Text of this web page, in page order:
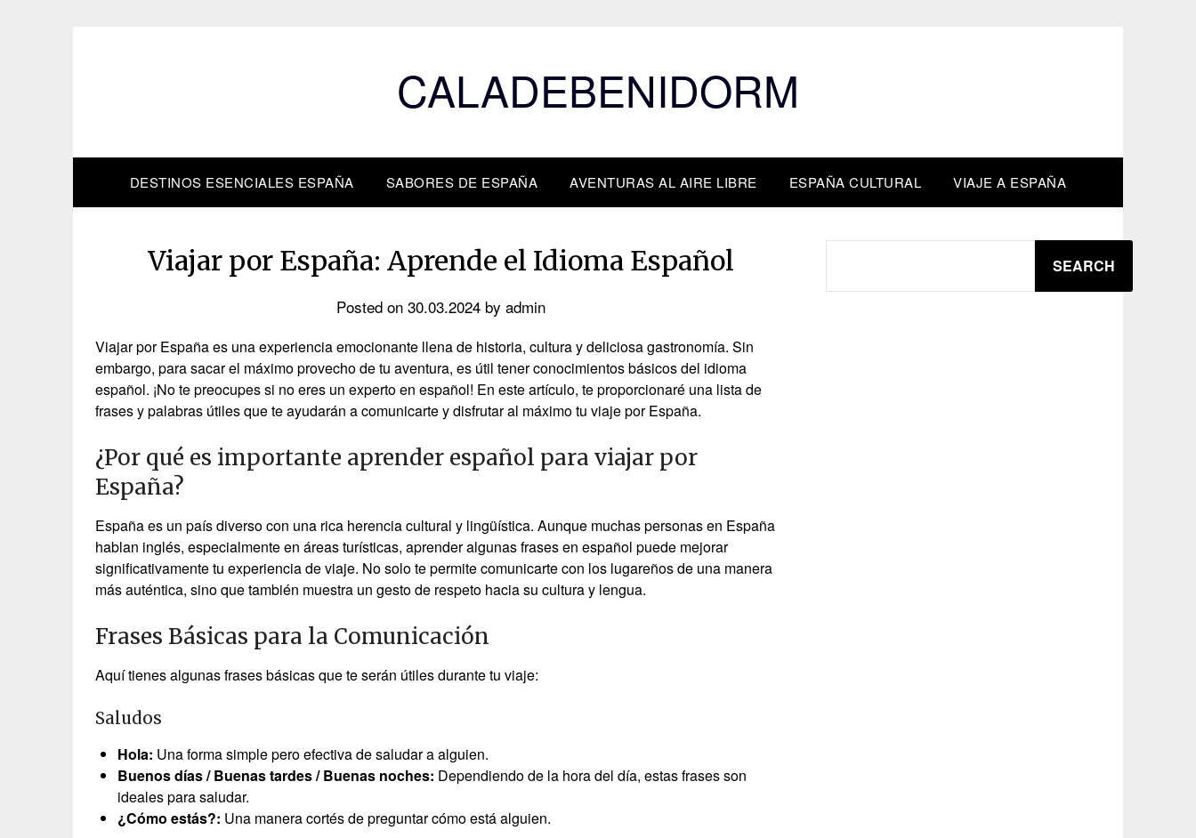
CALADEBENIDORM
DESTINOS ESENCIALES ESPAÑA SABORES DE ESPAÑA AVENTURAS AL AIRE LIBRE ESPAÑA CULTURAL VIAJE A ESPAÑA
Viajar por España: Aprende el Idioma Español
Posted on 30.03.2024by admin
Viajar por España es una experiencia emocionante llena de historia, cultura y deliciosa gastronomía. Sin
embargo, para sacar el máximo provecho de tu aventura, es útil tener conocimientos básicos del idioma
español. ¡No te preocupes si no eres un experto en español! En este artículo, te proporcionaré una lista de
frases y palabras útiles que te ayudarán a comunicarte y disfrutar al máximo tu viaje por España.
¿Por qué es importante aprender español para viajar por
España?
España es un país diverso con una rica herencia cultural y lingüística. Aunque muchas personas en España
hablan inglés, especialmente en áreas turísticas, aprender algunas frases en español puede mejorar
significativamente tu experiencia de viaje. No solo te permite comunicarte con los lugareños de una manera
más auténtica, sino que también muestra un gesto de respeto hacia su cultura y lengua.
Frases Básicas para la Comunicación
Aquí tienes algunas frases básicas que te serán útiles durante tu viaje:
Saludos
Hola: Una forma simple pero efectiva de saludar a alguien.
Buenos días / Buenas tardes / Buenas noches: Dependiendo de la hora del día, estas frases son
ideales para saludar.
¿Cómo estás?: Una manera cortés de preguntar cómo está alguien.
SEARCH